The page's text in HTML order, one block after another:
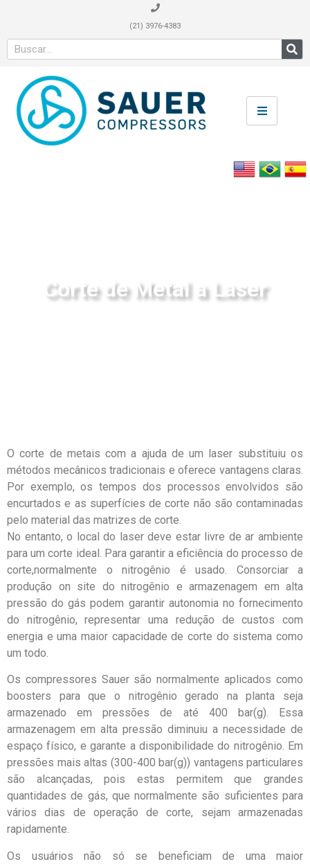
(21) 3976-4383
Corte de Metal a Laser
O corte de metais com a ajuda de um laser substituiu os
métodos mecânicos tradicionais e oferece vantagens claras.
Por exemplo, os tempos dos processos envolvidos são
encurtados e as superfícies de corte não são contaminadas
pelo material das matrizes de corte.
No entanto, o local do laser deve estar livre de ar ambiente
para um corte ideal. Para garantir a eficiência do processo de
corte,normalmente o nitrogênio é usado. Consorciar a
produção on site do nitrogênio e armazenagem em alta
pressão do gás podem garantir autonomia no fornecimento
do nitrogênio, representar uma redução de custos com
energia e uma maior capacidade de corte do sistema como
um todo.
Os compressores Sauer são normalmente aplicados como
boosters para que o nitrogênio gerado na planta seja
armazenado em pressões de até 400 bar(g). Essa
armazenagem em alta pressão diminuiu a necessidade de
espaço físico, e garante a disponibilidade do nitrogênio. Em
pressões mais altas (300-400 bar(g)) vantagens particulares
são alcançadas, pois estas permitem que grandes
quantidades de gás, que normalmente são suficientes para
vários dias de operação de corte, sejam armazenadas
rapidamente.
Os usuários não só se beneficiam de uma maior